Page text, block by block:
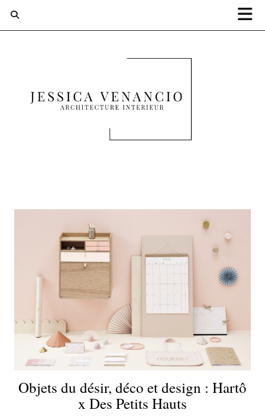
Objets du désir, déco et design : Hartô
x Des Petits Hauts